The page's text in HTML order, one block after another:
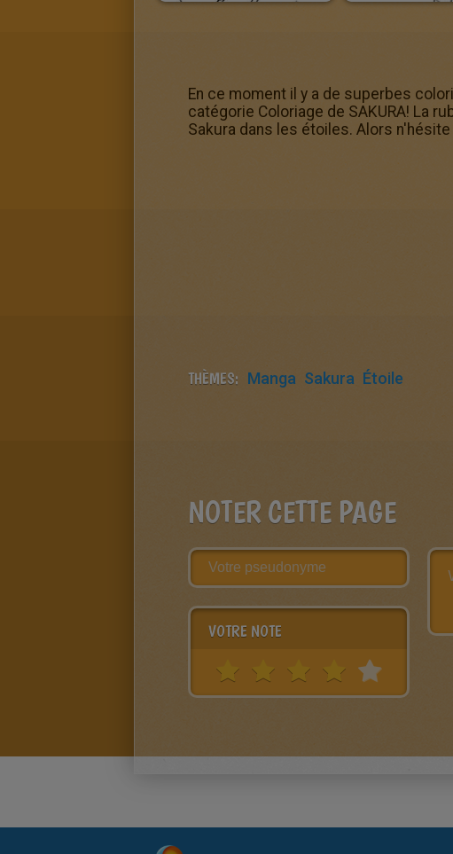
En ce moment il y a de superbes
catégorie Coloriage de SAKURA! La
Sakura dans les étoiles. Alors
THÈMES: Manga Sakura Étoile
NOTER CETTE PAGE
VOTRE NOTE